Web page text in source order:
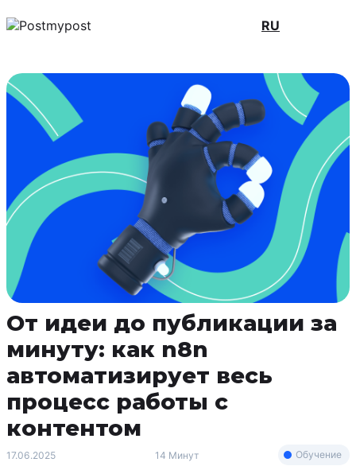
RU
От идеи до публикации за
минуту: как n8n
автоматизирует весь
процесс работы с
контентом
17.06.2025 14 Минут Обучение